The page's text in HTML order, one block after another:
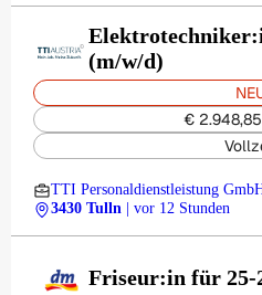
(m/w/d)
€
TTI Personaldienstleistung
3430 Tulln
| vor 12 Stunden
Friseur:in für 25-